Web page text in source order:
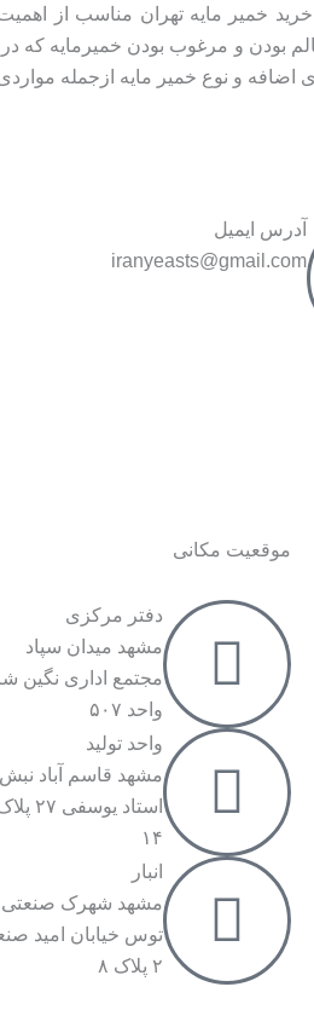
خمیر مایه تهران مناسب از
و مرغوب بودن خمیرمایه که در
و نوع خمیر مایه ازجمله
آدرس ایمیل
iranyeasts@gmail.com
موقعیت مکانی
دفتر مرکزی
مشهد میدان سپاد
مجتمع اداری نگین
واحد ۵۰۷
واحد تولید
مشهد قاسم آباد نبش
استاد یوسفی ۲۷
۱۴
انبار
مشهد شهرک صنعتی
توس خیابان امید
۲ پلاک ۸